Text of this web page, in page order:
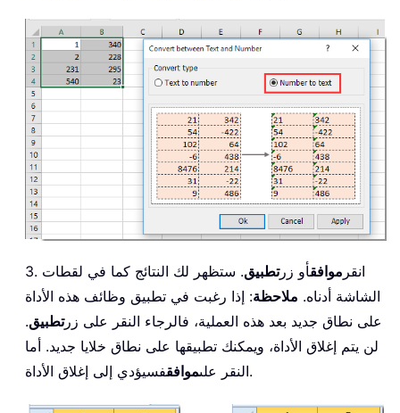
3. انقر موافقأو زرتطبيق. ستظهر لك النتائج كما في لقطات
الشاشة أدناه. ملاحظة: إذا رغبت في تطبيق وظائف هذه الأداة
على نطاق جديد بعد هذه العملية، فالرجاء النقر على زرتطبيق.
لن يتم إغلاق الأداة، ويمكنك تطبيقها على نطاق خلايا جديد. أما
النقر علىموافق فسيؤدي إلى إغلاق الأداة.